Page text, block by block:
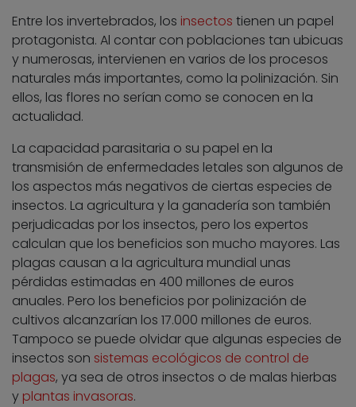
Entre los invertebrados, los insectos tienen un papel
protagonista. Al contar con poblaciones tan ubicuas
y numerosas, intervienen en varios de los procesos
naturales más importantes, como la polinización. Sin
ellos, las flores no serían como se conocen en la
actualidad.
La capacidad parasitaria o su papel en la
transmisión de enfermedades letales son algunos de
los aspectos más negativos de ciertas especies de
insectos. La agricultura y la ganadería son también
perjudicadas por los insectos, pero los expertos
calculan que los beneficios son mucho mayores. Las
plagas causan a la agricultura mundial unas
pérdidas estimadas en 400 millones de euros
anuales. Pero los beneficios por polinización de
cultivos alcanzarían los 17.000 millones de euros.
Tampoco se puede olvidar que algunas especies de
insectos son sistemas ecológicos de control de
plagas, ya sea de otros insectos o de malas hierbas
y plantas invasoras.